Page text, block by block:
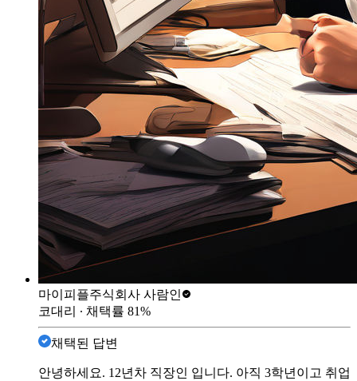
마이피플주식회사 사람인
코대리 ∙ 채택률 81%
채택된 답변
안녕하세요. 12년차 직장인 입니다. 아직 3학년이고 취업